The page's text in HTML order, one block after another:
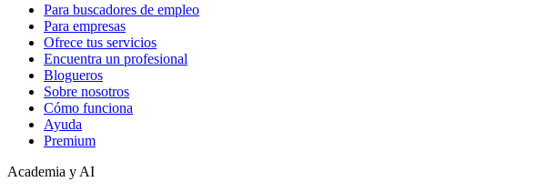
Para buscadores de empleo
Para empresas
Ofrece tus servicios
Encuentra un profesional
Blogueros
Sobre nosotros
Cómo funciona
Ayuda
Premium
Academia y AI